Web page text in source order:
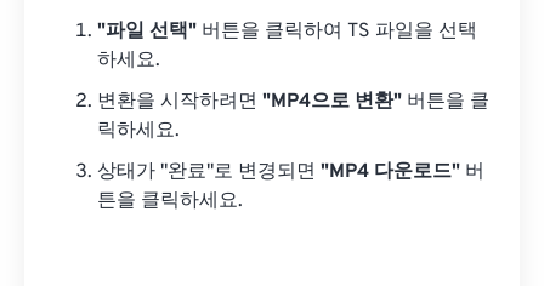
"파일 선택" 버튼을 클릭하여 TS 파일을 선택
하세요.
변환을 시작하려면 "MP4으로 변환" 버튼을 클
릭하세요.
상태가 "완료"로 변경되면 "MP4 다운로드" 버
튼을 클릭하세요.